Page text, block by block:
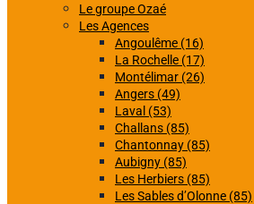
Le groupe Ozaé
Les Agences
Angoulême (16)
La Rochelle (17)
Montélimar (26)
Angers (49)
Laval (53)
Challans (85)
Chantonnay (85)
Aubigny (85)
Les Herbiers (85)
Les Sables d’Olonne (85)